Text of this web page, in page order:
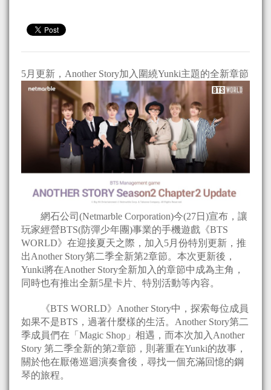
5月更新，Another Story加入圍繞Yunki主題的全新章節
網石公司(Netmarble Corporation)今(27日)宣布，讓
玩家經營BTS(防彈少年團)事業的手機遊戲《BTS
WORLD》在迎接夏天之際，加入5月份特別更新，推
出Another Story第二季全新第2章節。本次更新後，
Yunki將在Another Story全新加入的章節中成為主角，
同時也有推出全新5星卡片、特別活動等內容。
《BTS WORLD》Another Story中，探索每位成員
如果不是BTS，過著什麼樣的生活。Another Story第二
季成員們在「Magic Shop」相遇，而本次加入Another
Story 第二季全新的第2章節，則著重在Yunki的故事，
關於他在厭倦巡迴演奏會後，尋找一個充滿回憶的鋼
琴的旅程。